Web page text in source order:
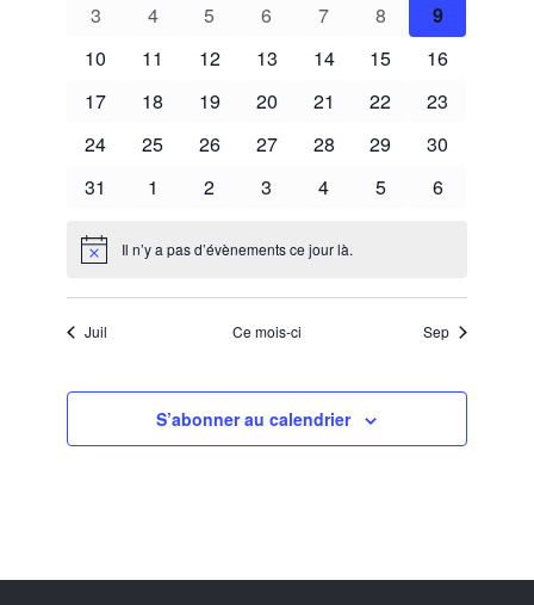
0
3
0
4
0
5
0
6
0
évènements
7
0
évènements
8
0
9
0
10
0
11
0
12
0
13
0
14
0
15
0
16
0
17
0
18
0
19
0
20
0
21
0
22
0
23
0
24
0
25
0
26
0
27
0
28
0
29
0
30
0
31
0
1
0
2
0
3
0
4
0
5
0
6
Notice Il n’y a pas d’évènements ce jour là.
Juil Ce mois-ci Sep
S’abonner au calendrier